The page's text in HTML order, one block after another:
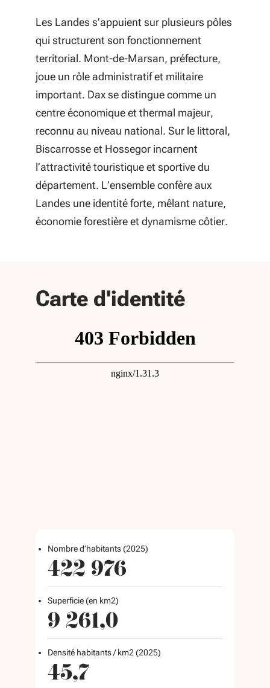
Les Landes s’appuient sur plusieurs pôles
qui structurent son fonctionnement
territorial. Mont-de-Marsan, préfecture,
joue un rôle administratif et militaire
important. Dax se distingue comme un
centre économique et thermal majeur,
reconnu au niveau national. Sur le littoral,
Biscarrosse et Hossegor incarnent
l’attractivité touristique et sportive du
département. L’ensemble confère aux
Landes une identité forte, mêlant nature,
économie forestière et dynamisme côtier.
Carte d'identité
Nombre d’habitants (2025)
422 976
Superficie (en km2)
9 261,0
Densité habitants / km2 (2025)
45,7